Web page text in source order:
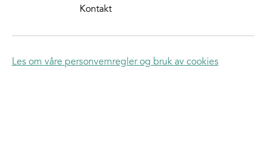
Kontakt
Les om våre personvernregler og bruk av cookies